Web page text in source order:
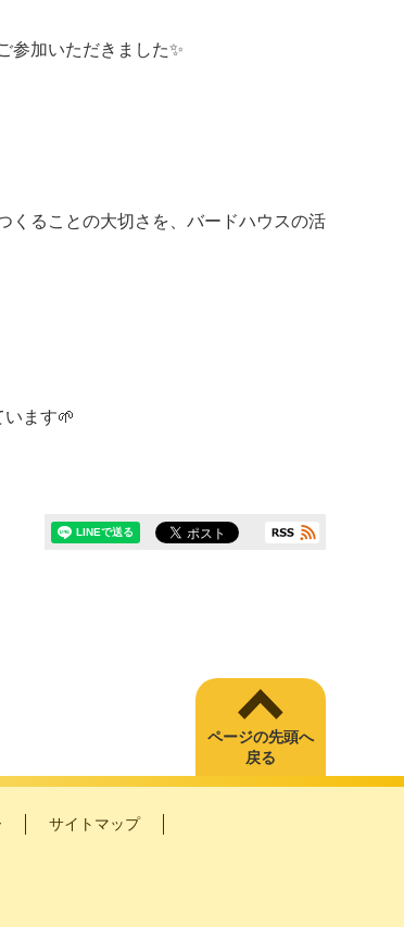
参加いただきました✨
くることの大切さを、バードハウスの活
ます🌱
ページの先頭へ
戻る
サイトマップ